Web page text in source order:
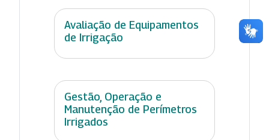
Avaliação de Equipamentos
de Irrigação
Gestão, Operação e
Manutenção de Perímetros
Irrigados